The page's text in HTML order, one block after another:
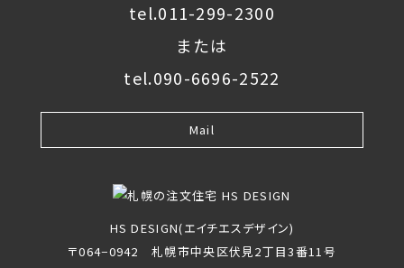
tel.011-299-2300
または
tel.090-6696-2522
Mail
HS DESIGN(エイチエスデザイン)
〒064−0942 札幌市中央区伏見2丁目3番11号